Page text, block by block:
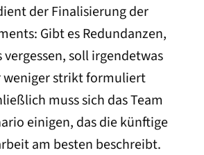
der Finalisierung der
Gibt es Redundanzen,
soll irgendetwas
strikt formuliert
muss sich das Team
einigen, das die künftige
am besten beschreibt.